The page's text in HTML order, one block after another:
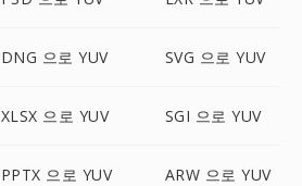
DNG 으로 YUV SVG 으로 YUV
XLSX 으로 YUV SGI 으로 YUV
PPTX 으로 YUV ARW 으로 YUV